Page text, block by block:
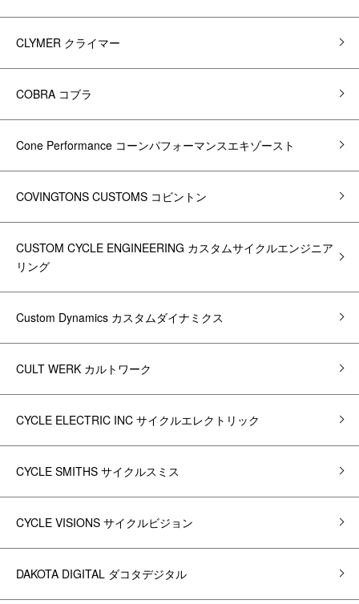
CLYMER クライマー
COBRA コブラ
Cone Performance コーンパフォーマンスエキゾースト
COVINGTONS CUSTOMS コビントン
CUSTOM CYCLE ENGINEERING カスタムサイクルエンジニア
リング
Custom Dynamics カスタムダイナミクス
CULT WERK カルトワーク
CYCLE ELECTRIC INC サイクルエレクトリック
CYCLE SMITHS サイクルスミス
CYCLE VISIONS サイクルビジョン
DAKOTA DIGITAL ダコタデジタル